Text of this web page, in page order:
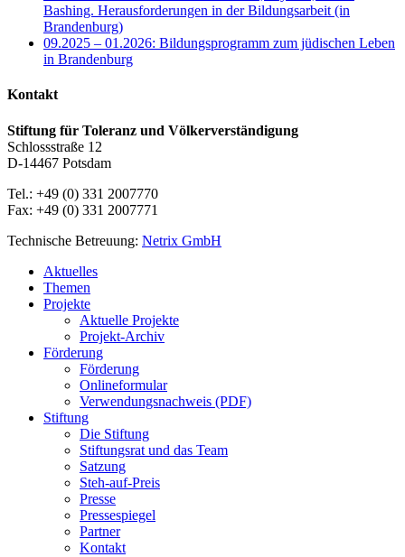
Bashing. Herausforderungen in der Bildungsarbeit (in
Brandenburg)
09.2025 – 01.2026: Bildungsprogramm zum jüdischen Leben
in Brandenburg
Kontakt
Stiftung für Toleranz und Völkerverständigung
Schlossstraße 12
D-14467 Potsdam
Tel.: +49 (0) 331 2007770
Fax: +49 (0) 331 2007771
Technische Betreuung: Netrix GmbH
Close
Menu
Aktuelles
Themen
Projekte
Aktuelle Projekte
Projekt-Archiv
Förderung
Förderung
Onlineformular
Verwendungsnachweis (PDF)
Stiftung
Die Stiftung
Stiftungsrat und das Team
Satzung
Steh-auf-Preis
Presse
Pressespiegel
Partner
Kontakt